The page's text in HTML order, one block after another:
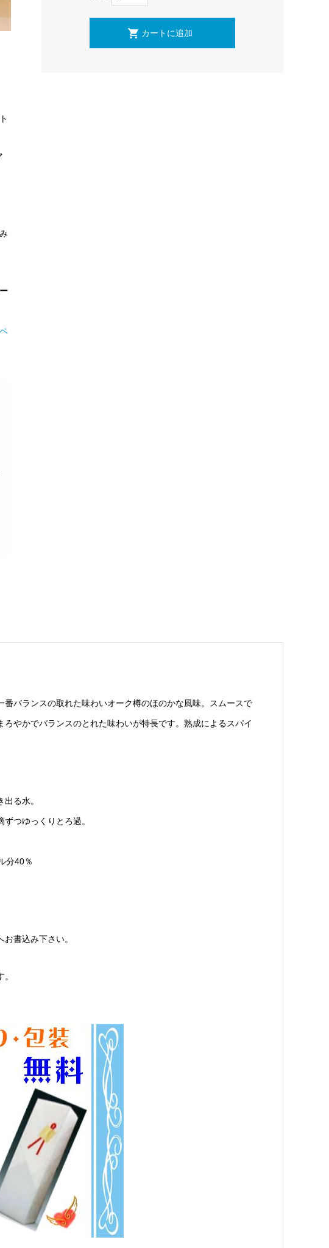
番バランスの取れた味わいオーク樽のほのかな風味。スムースで
やかでバランスのとれた味わいが特長です。熟成によるスパイ
る水。
つゆっくりとろ過。
分40％
書込み下さい。